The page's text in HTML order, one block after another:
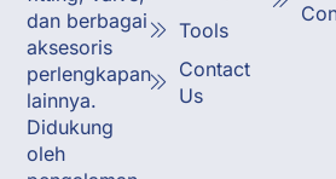
dan berbagai
aksesoris
perlengkapan
lainnya.
Didukung
oleh
Tools
Contact
Us